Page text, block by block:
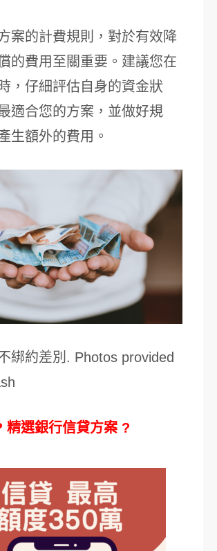
案的計費規則，對於有效降
的費用至關重要。建議您在
，仔細評估自身的資金狀
適合您的方案，並做好規
生額外的費用。
綁約差別. Photos provided
精選銀行信貸方案 ?